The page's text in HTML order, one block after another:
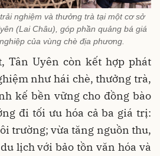
nghiệm và thưởng trà tại một cơ sở
(Lai Châu), góp phần quảng bá giá
của vùng chè địa phương.
Tân Uyên còn kết hợp phát
như hái chè, thưởng trà,
kế bền vững cho đồng bào
đi tối ưu hóa cả ba giá trị:
trường; vừa tăng nguồn thu,
lịch với bảo tồn văn hóa và